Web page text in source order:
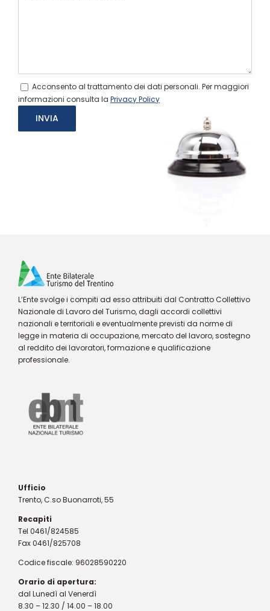
Acconsento al trattamento dei dati personali. Per maggiori
informazioni consulta la Privacy Policy
L’Ente svolge i compiti ad esso attribuiti dal Contratto Collettivo
Nazionale di Lavoro del Turismo, dagli accordi collettivi
nazionali e territoriali e eventualmente previsti da norme di
legge in materia di occupazione, mercato del lavoro, sostegno
al reddito dei lavoratori, formazione e qualificazione
professionale.
Ufficio
Trento, C.so Buonarroti, 55
Recapiti
Tel 0461/824585
Fax 0461/825708
Codice fiscale: 96028590220
Orario di apertura:
dal Lunedì al Venerdì
8.30 – 12.30 / 14.00 – 18.00